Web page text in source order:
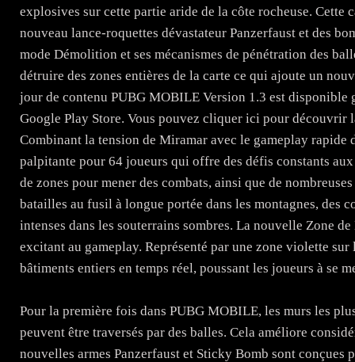
explosives sur cette partie aride de la côte rocheuse. Cette
nouveau lance-roquettes dévastateur Panzerfaust et des
mode Démolition et ses mécanismes de pénétration des
détruire des zones entières de la carte ce qui ajoute un
jour de contenu PUBG MOBILE Version 1.3 est disponible
Google Play Store. Vous pouvez cliquer ici pour découvrir
Combinant la tension de Miramar avec le gameplay rapide
palpitante pour 64 joueurs qui offre des défis constants
de zones pour mener des combats, ainsi que de
batailles au fusil à longue portée dans les montagnes, des
intenses dans les souterrains sombres. La nouvelle Zone
excitant au gameplay. Représenté par une zone violette
bâtiments entiers en temps réel, poussant les joueurs à se
Pour la première fois dans PUBG MOBILE, les murs les
peuvent être traversés par des balles. Cela améliore
nouvelles armes Panzerfaust et Sticky Bomb sont